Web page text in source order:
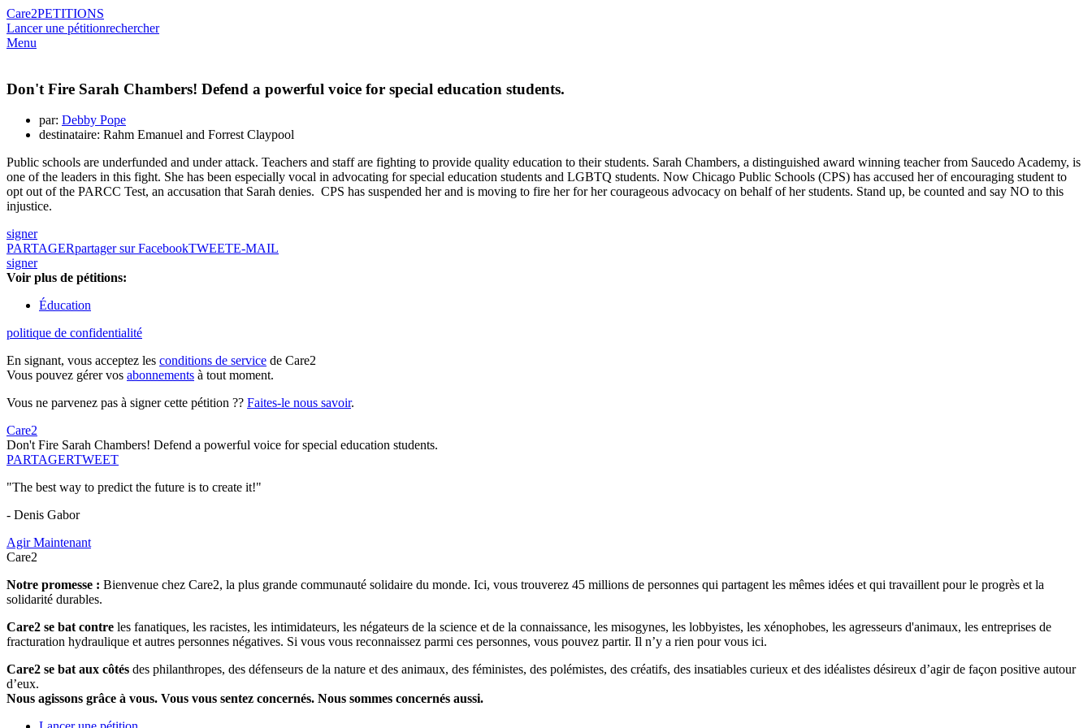
Care2PETITIONS
Lancer une pétitionrechercher
Menu
Don't Fire Sarah Chambers! Defend a powerful voice for special education students.
par: Debby Pope
destinataire: Rahm Emanuel and Forrest Claypool
Public schools are underfunded and under attack. Teachers and staff are fighting to provide quality education to their students. Sarah Chambers, a distinguished award winning teacher from Saucedo Academy, is
one of the leaders in this fight. She has been especially vocal in advocating for special education students and LGBTQ students. Now Chicago Public Schools (CPS) has accused her of encouraging student to
opt out of the PARCC Test, an accusation that Sarah denies. CPS has suspended her and is moving to fire her for her courageous advocacy on behalf of her students. Stand up, be counted and say NO to this
injustice.
signer
PARTAGERpartager sur FacebookTWEETE-MAIL
signer
Voir plus de pétitions:
Éducation
politique de confidentialité
En signant, vous acceptez les conditions de service de Care2
Vous pouvez gérer vos abonnements à tout moment.
Vous ne parvenez pas à signer cette pétition ?? Faites-le nous savoir.
Care2
Don't Fire Sarah Chambers! Defend a powerful voice for special education students.
PARTAGERTWEET
"The best way to predict the future is to create it!"
- Denis Gabor
Agir Maintenant
Care2
Notre promesse : Bienvenue chez Care2, la plus grande communauté solidaire du monde. Ici, vous trouverez 45 millions de personnes qui partagent les mêmes idées et qui travaillent pour le progrès et la
solidarité durables.
Care2 se bat contre les fanatiques, les racistes, les intimidateurs, les négateurs de la science et de la connaissance, les misogynes, les lobbyistes, les xénophobes, les agresseurs d'animaux, les entreprises de
fracturation hydraulique et autres personnes négatives. Si vous vous reconnaissez parmi ces personnes, vous pouvez partir. Il n’y a rien pour vous ici.
Care2 se bat aux côtés des philanthropes, des défenseurs de la nature et des animaux, des féministes, des polémistes, des créatifs, des insatiables curieux et des idéalistes désireux d’agir de façon positive autour
d’eux.
Nous agissons grâce à vous. Vous vous sentez concernés. Nous sommes concernés aussi.